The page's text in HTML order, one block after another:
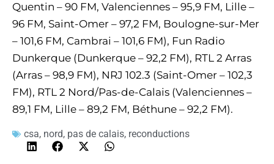
Quentin – 90 FM, Valenciennes – 95,9 FM, Lille –
96 FM, Saint-Omer – 97,2 FM, Boulogne-sur-Mer
– 101,6 FM, Cambrai – 101,6 FM), Fun Radio
Dunkerque (Dunkerque – 92,2 FM), RTL 2 Arras
(Arras – 98,9 FM), NRJ 102.3 (Saint-Omer – 102,3
FM), RTL 2 Nord/Pas-de-Calais (Valenciennes –
89,1 FM, Lille – 89,2 FM, Béthune – 92,2 FM).
csa, nord, pas de calais, reconductions